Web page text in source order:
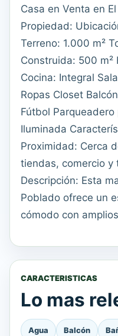
Casa en Venta en
Propiedad:
Terreno: 1.000 m²
Construida: 500
Cocina: Integral
Ropas Closet
Fútbol
Iluminada
Proximidad: Cerca
tiendas, comercio y
Descripción: Esta
Poblado ofrece un
cómodo con
CARACTERISTICAS
Lo mas
Agua Balcón